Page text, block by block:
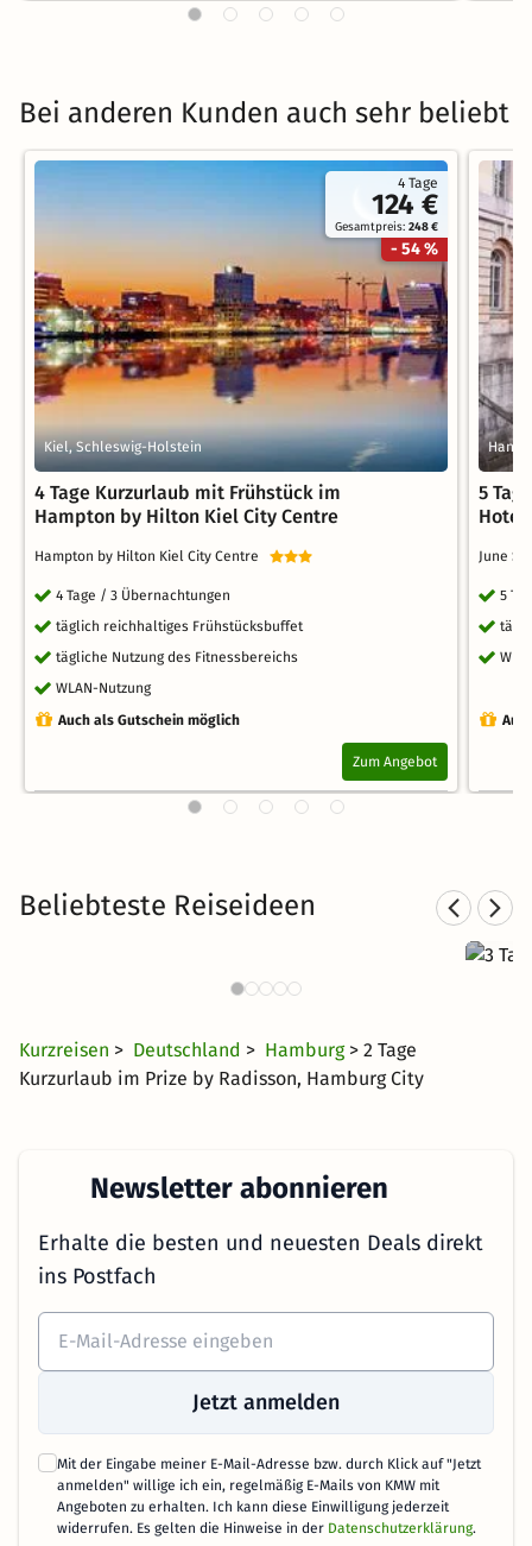
Bei anderen Kunden auch sehr beliebt
4 Tage
124 €
Gesamtpreis:248 €
- 54 %
Kiel, Schleswig-Holstein
4 Tage Kurzurlaub mit Frühstück im
Hampton by Hilton Kiel City Centre
Hampton by Hilton Kiel City Centre
4 Tage / 3 Übernachtungen
täglich reichhaltiges Frühstücksbuffet
tägliche Nutzung des Fitnessbereichs
WLAN-Nutzung
Auch als Gutschein möglich
Zum Angebot
5
Hotel
June
5
Beliebteste Reiseideen
Städtereisen nach Hamburg 3
Kurzreisen > Deutschland > Hamburg > 2 Tage
Kurzurlaub im Prize by Radisson, Hamburg City
Newsletter abonnieren
Erhalte die besten und neuesten Deals direkt
ins Postfach
Jetzt anmelden
Mit der Eingabe meiner E-Mail-Adresse bzw. durch Klick auf "Jetzt
anmelden" willige ich ein, regelmäßig E-Mails von KMW mit
Angeboten zu erhalten. Ich kann diese Einwilligung jederzeit
widerrufen. Es gelten die Hinweise in der Datenschutzerklärung.